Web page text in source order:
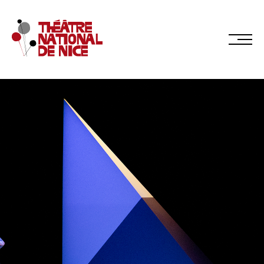
Réservez en ligne
Abonnez-vous en ligne
LE TNN
PRÉSENTATION
Muriel Mayette-Holtz